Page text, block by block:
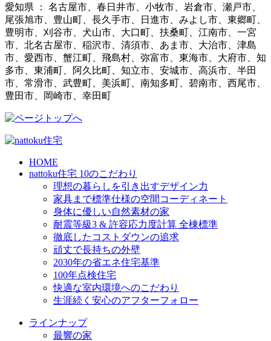
愛知県 ： 名古屋市、春日井市、小牧市、岩倉市、瀬戸市、
尾張旭市、豊山町、長久手市、日進市、みよし市、東郷町、
豊明市、刈谷市、犬山市、大口町、扶桑町、江南市、一宮
市、北名古屋市、稲沢市、清須市、あま市、大治市、津島
市、愛西市、蟹江町、飛島村、弥富市、東海市、大府市、知
多市、東浦町、阿久比町、知立市、安城市、高浜市、半田
市、常滑市、武豊町、美浜町、南知多町、碧南市、西尾市、
豊田市、岡崎市、幸田町
HOME
nattoku住宅 10のこだわり
理想の暮らしを引き出すデザイン力
家具まで標準仕様の空間コーディネート
身体に優しい自然素材の家
耐震等級3 & 許容応力度計算 全棟標準
徹底したコストダウンの追求
頑丈で長持ちの外壁
2030年の省エネ住宅基準
100年点検住宅
快適な室内環境へのこだわり
生涯続く安心のアフターフォロー
ラインナップ
最響の家